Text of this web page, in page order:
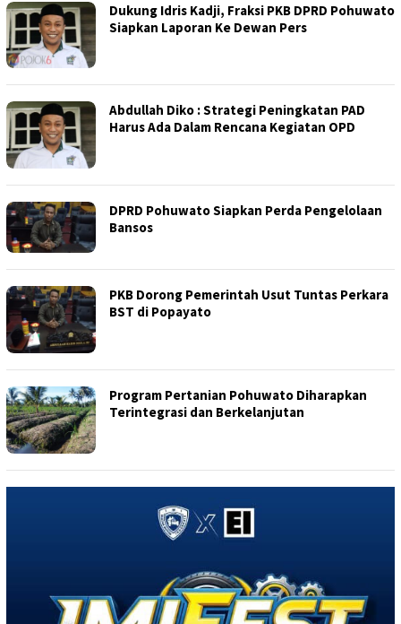
Dukung Idris Kadji, Fraksi PKB DPRD Pohuwato
Siapkan Laporan Ke Dewan Pers
Abdullah Diko : Strategi Peningkatan PAD
Harus Ada Dalam Rencana Kegiatan OPD
DPRD Pohuwato Siapkan Perda Pengelolaan
Bansos
PKB Dorong Pemerintah Usut Tuntas Perkara
BST di Popayato
Program Pertanian Pohuwato Diharapkan
Terintegrasi dan Berkelanjutan